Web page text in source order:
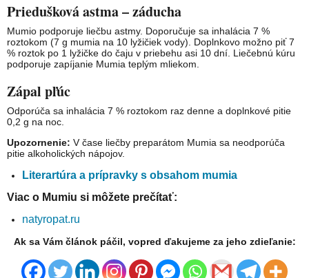
Priedušková astma – záducha
Mumio podporuje liečbu astmy. Doporučuje sa inhalácia 7 %
roztokom (7 g mumia na 10 lyžičiek vody). Doplnkovo možno piť 7
% roztok po 1 lyžičke do čaju v priebehu asi 10 dní. Liečebnú kúru
podporuje zapíjanie Mumia teplým mliekom.
Zápal pľúc
Odporúča sa inhalácia 7 % roztokom raz denne a doplnkové pitie
0,2 g na noc.
Upozornenie: V čase liečby preparátom Mumia sa neodporúča
pitie alkoholických nápojov.
Literartúra a prípravky s obsahom mumia
Viac o Mumiu si môžete prečítať:
natyropat.ru
Ak sa Vám článok páčil, vopred ďakujeme za jeho zdieľanie: